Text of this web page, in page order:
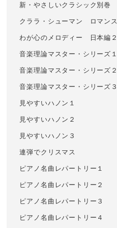
新・やさしいクラシック別巻
クララ・シューマン ロマンス
わが心のメロディー 日本編２
音楽理論マスター・シリーズ１
音楽理論マスター・シリーズ２
音楽理論マスター・シリーズ３
見やすいハノン１
見やすいハノン２
見やすいハノン３
連弾でクリスマス
ピアノ名曲レパートリー１
ピアノ名曲レパートリー２
ピアノ名曲レパートリー３
ピアノ名曲レパートリー４